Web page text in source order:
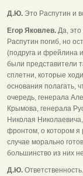
Д.Ю. Это Распутин и
Егор Яковлев. Да, это
Распутин погиб, но
(подруга и фрейлина
были представители
сплетни, которые
основания полагать,
очередь, генерала
Крымова, генерала
Николая
фронтом, о котором я
случае морально
большинство из них
Д.Ю. Ответственность.